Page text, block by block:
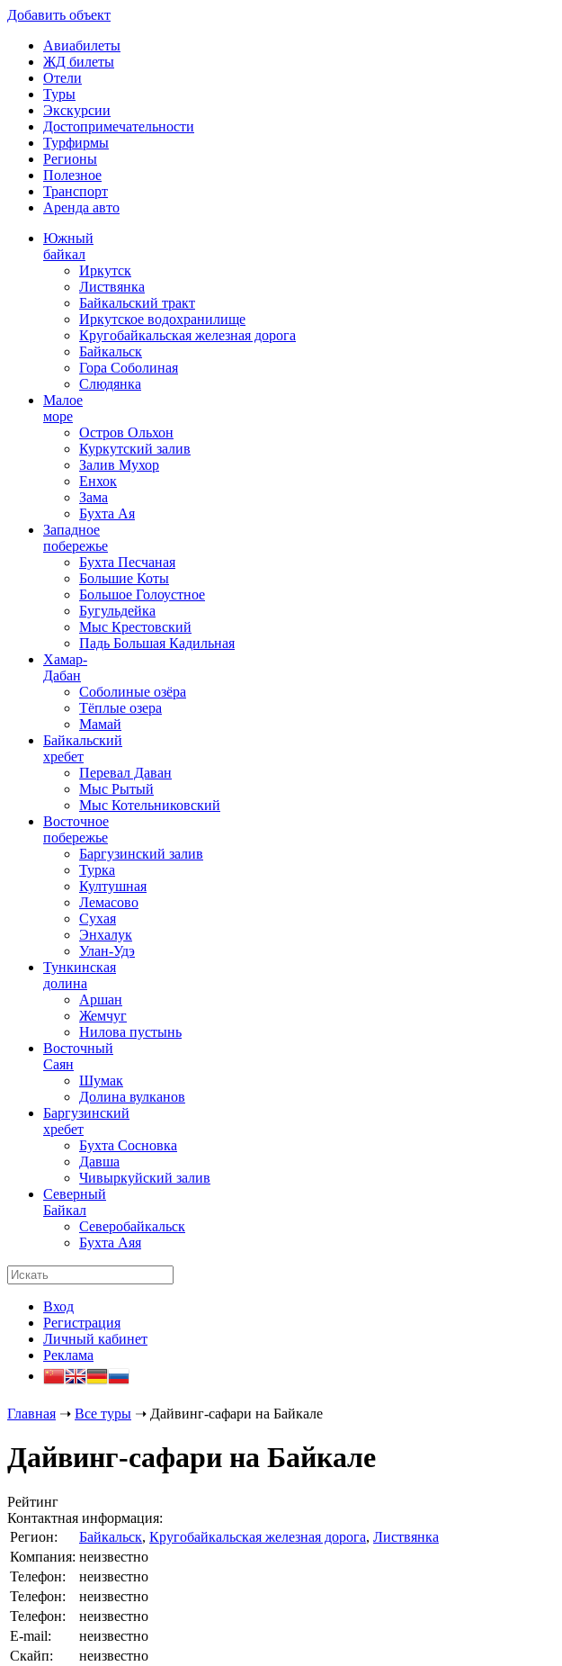
Добавить объект
Авиабилеты
ЖД билеты
Отели
Туры
Экскурсии
Достопримечательности
Турфирмы
Регионы
Полезное
Транспорт
Аренда авто
Южный
байкал
Иркутск
Листвянка
Байкальский тракт
Иркутское водохранилище
Кругобайкальская железная дорога
Байкальск
Гора Соболиная
Слюдянка
Малое
море
Остров Ольхон
Куркутский залив
Залив Мухор
Енхок
Зама
Бухта Ая
Западное
побережье
Бухта Песчаная
Большие Коты
Большое Голоустное
Бугульдейка
Мыс Крестовский
Падь Большая Кадильная
Хамар-
Дабан
Соболиные озёра
Тёплые озера
Мамай
Байкальский
хребет
Перевал Даван
Мыс Рытый
Мыс Котельниковский
Восточное
побережье
Баргузинский залив
Турка
Култушная
Лемасово
Сухая
Энхалук
Улан-Удэ
Тункинская
долина
Аршан
Жемчуг
Нилова пустынь
Восточный
Саян
Шумак
Долина вулканов
Баргузинский
хребет
Бухта Сосновка
Давша
Чивыркуйский залив
Северный
Байкал
Северобайкальск
Бухта Аяя
Вход
Регистрация
Личный кабинет
Реклама
Главная ➝ Все туры ➝ Дайвинг-сафари на Байкале
Дайвинг-сафари на Байкале
Рейтинг
Контактная информация:
Регион:
Байкальск, Кругобайкальская железная дорога, Листвянка
Компания: неизвестно
Телефон:
неизвестно
Телефон:
неизвестно
Телефон:
неизвестно
E-mail:
неизвестно
Скайп:
неизвестно